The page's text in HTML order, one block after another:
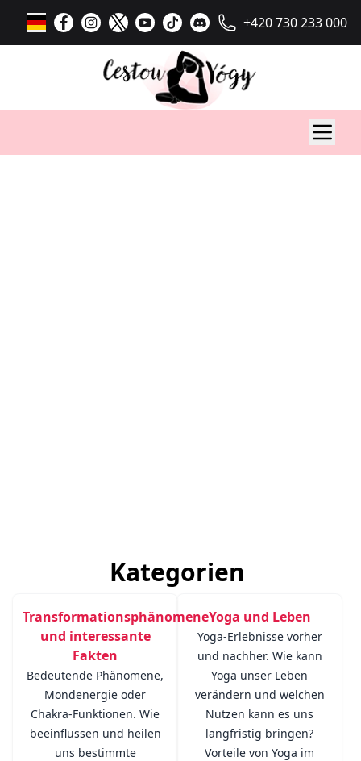
+420 730 233 000
Kategorien
Transformationsphänomene
und interessante
Fakten
Bedeutende Phänomene,
Mondenergie oder
Chakra-Funktionen. Wie
beeinflussen und heilen
uns bestimmte
Yoga und Leben
Yoga-Erlebnisse vorher
und nachher. Wie kann
Yoga unser Leben
verändern und welchen
Nutzen kann es uns
langfristig bringen?
Vorteile von Yoga im